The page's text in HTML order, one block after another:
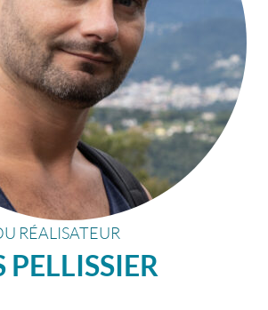
RÉALISATEUR
PELLISSIER